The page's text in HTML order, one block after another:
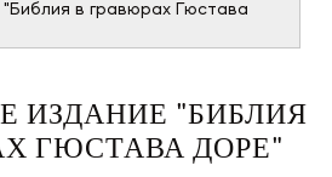
в гравюрах Гюстава
ИЗДАНИЕ "БИБЛИЯ
ГЮСТАВА ДОРЕ"